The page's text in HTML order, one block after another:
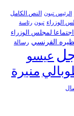
الرئيس تبون النص الكامل
الوزراء تبون رئاسة
لمجلس الوزراء
الفرنسي رسالة
عيسو
منيرة